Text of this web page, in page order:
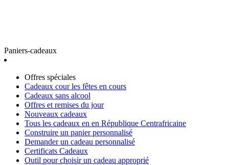
Paniers-cadeaux
Offres spéciales
Cadeaux cour les fêtes en cours
Cadeaux sans alcool
Offres et remises du jour
Nouveaux cadeaux
Tous les cadeaux en en République Centrafricaine
Construire un panier personnalisé
Demander un cadeau personnalisé
Certificats Cadeaux
Outil pour choisir un cadeau approprié